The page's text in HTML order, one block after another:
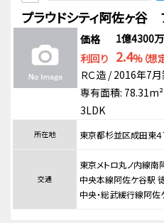
プラウドシティ阿佐ヶ谷
価格
1億4300
利回り 2.4%（想
ＲＣ造 / 2016年7
専有面積:
3LDK
所在地 東京都杉並区成田東
交通
東京メトロ丸ノ内線
中央本線阿佐ケ谷駅
中央・総武緩行線阿